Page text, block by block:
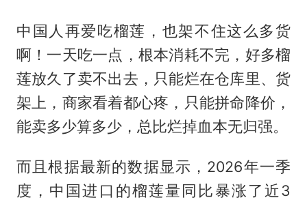
中国人再爱吃榴莲，也架不住这么多货
啊！一天吃一点，根本消耗不完，好多榴
莲放久了卖不出去，只能烂在仓库里、货
架上，商家看着都心疼，只能拼命降价，
能卖多少算多少，总比烂掉血本无归强。
而且根据最新的数据显示，2026年一季
度，中国进口的榴莲量同比暴涨了近3